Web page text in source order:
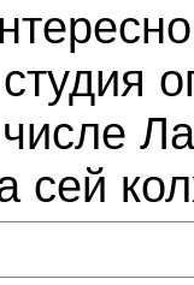
числе
сей